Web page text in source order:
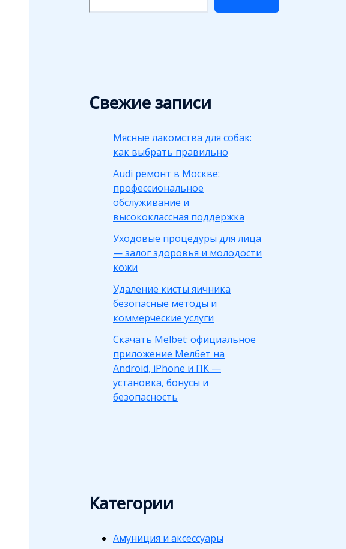
Свежие записи
Мясные лакомства для собак:
как выбрать правильно
Audi ремонт в Москве:
профессиональное
обслуживание и
высококлассная поддержка
Уходовые процедуры для лица
— залог здоровья и молодости
кожи
Удаление кисты яичника
безопасные методы и
коммерческие услуги
Скачать Melbet: официальное
приложение Мелбет на
Android, iPhone и ПК —
установка, бонусы и
безопасность
Категории
Амуниция и аксессуары